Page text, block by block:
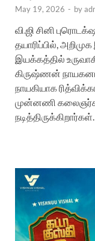
May 19, 2026 - by
வி.ஜி சினி
தயாரிப்பில்,
இயக்கத்தில்
கிருஷ்ணன்
நாயகியாக
முன்னணி